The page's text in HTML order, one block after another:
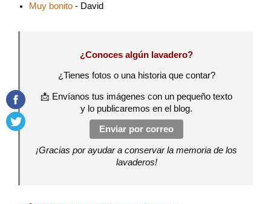
Muy bonito - David
¿Conoces algún lavadero?
¿Tienes fotos o una historia que contar?
📩 Envíanos tus imágenes con un pequeño texto
y lo publicaremos en el blog.
Enviar por correo
¡Gracias por ayudar a conservar la memoria de los
lavaderos!